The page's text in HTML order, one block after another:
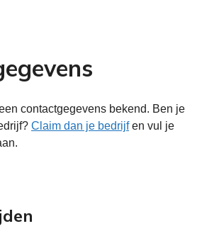
contactgegevens bekend. Ben je
Claim dan je bedrijfen vul je